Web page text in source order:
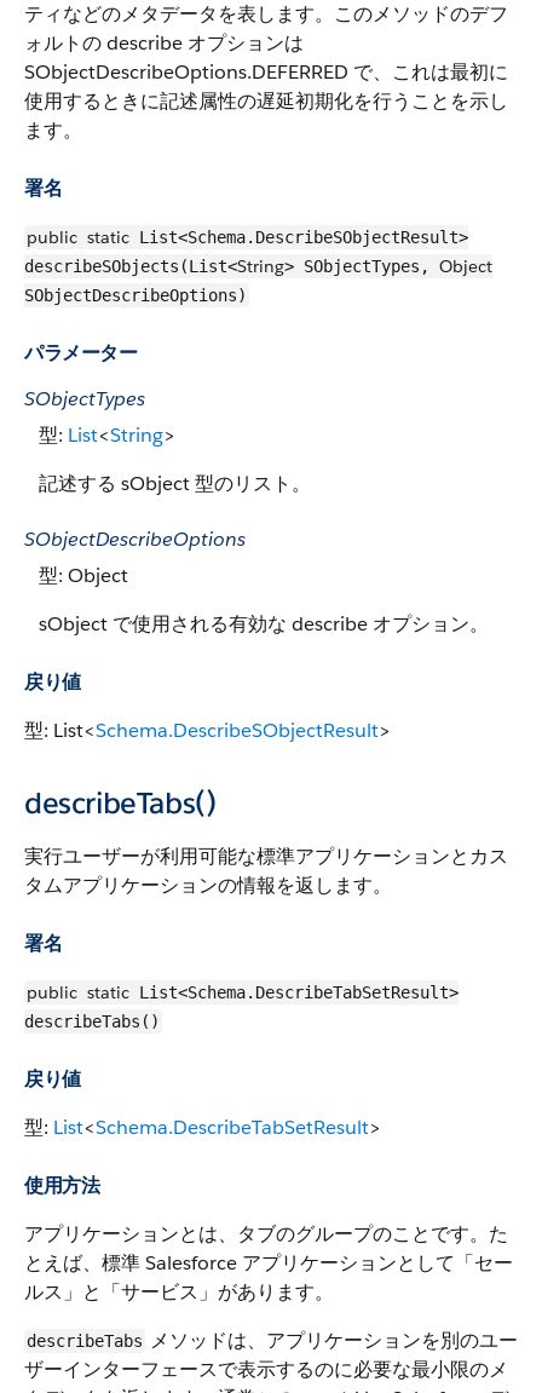
ティなどのメタデータを表します。このメソッドのデフ
ォルトの describe オプションは
SObjectDescribeOptions.DEFERRED で、これは最初に
使用するときに記述属性の遅延初期化を行うことを示し
ます。
署名
public static List<Schema.DescribeSObjectResult>
describeSObjects(List<String> SObjectTypes, Object
SObjectDescribeOptions)
パラメーター
SObjectTypes
型: List<String>
記述する sObject 型のリスト。
SObjectDescribeOptions
型: Object
sObject で使用される有効な describe オプション。
戻り値
型: List<Schema.DescribeSObjectResult>
describeTabs()
実行ユーザーが利用可能な標準アプリケーションとカス
タムアプリケーションの情報を返します。
署名
public static List<Schema.DescribeTabSetResult>
describeTabs()
戻り値
型: List<Schema.DescribeTabSetResult>
使用方法
アプリケーションとは、タブのグループのことです。た
とえば、標準 Salesforce アプリケーションとして「セー
ルス」と「サービス」があります。
describeTabs メソッドは、アプリケーションを別のユー
ザーインターフェースで表示するのに必要な最小限のメ